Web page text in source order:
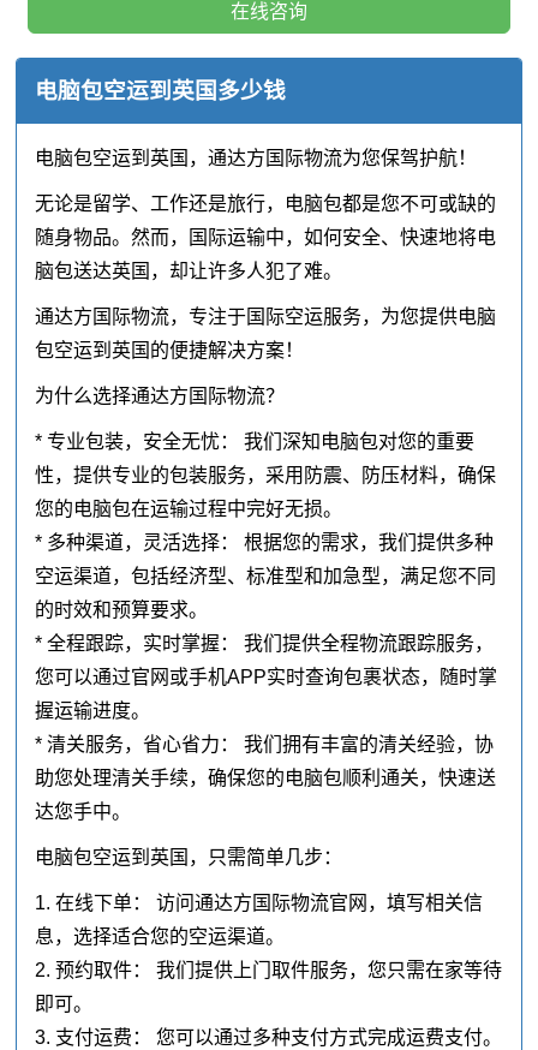
在线咨询
电脑包空运到英国多少钱
电脑包空运到英国，通达方国际物流为您保驾护航！
无论是留学、工作还是旅行，电脑包都是您不可或缺的
随身物品。然而，国际运输中，如何安全、快速地将电
脑包送达英国，却让许多人犯了难。
通达方国际物流，专注于国际空运服务，为您提供电脑
包空运到英国的便捷解决方案！
为什么选择通达方国际物流？
* 专业包装，安全无忧： 我们深知电脑包对您的重要
性，提供专业的包装服务，采用防震、防压材料，确保
您的电脑包在运输过程中完好无损。
* 多种渠道，灵活选择： 根据您的需求，我们提供多种
空运渠道，包括经济型、标准型和加急型，满足您不同
的时效和预算要求。
* 全程跟踪，实时掌握： 我们提供全程物流跟踪服务，
您可以通过官网或手机APP实时查询包裹状态，随时掌
握运输进度。
* 清关服务，省心省力： 我们拥有丰富的清关经验，协
助您处理清关手续，确保您的电脑包顺利通关，快速送
达您手中。
电脑包空运到英国，只需简单几步：
1. 在线下单： 访问通达方国际物流官网，填写相关信
息，选择适合您的空运渠道。
2. 预约取件： 我们提供上门取件服务，您只需在家等待
即可。
3. 支付运费： 您可以通过多种支付方式完成运费支付。